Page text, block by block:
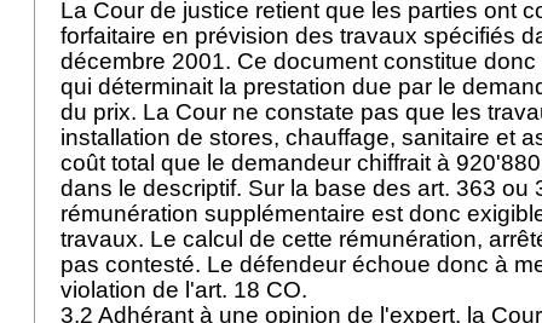
La Cour de justice retient que les parties ont
forfaitaire en prévision des travaux spécifiés
décembre 2001. Ce document constitue
qui déterminait la prestation due par le
du prix. La Cour ne constate pas que les
installation de stores, chauffage, sanitaire et
coût total que le demandeur chiffrait à
dans le descriptif. Sur la base des art. 363 ou
rémunération supplémentaire est donc
travaux. Le calcul de cette rémunération,
pas contesté. Le défendeur échoue donc à
violation de l'art. 18 CO.
3.2 Adhérant à une opinion de l'expert, la